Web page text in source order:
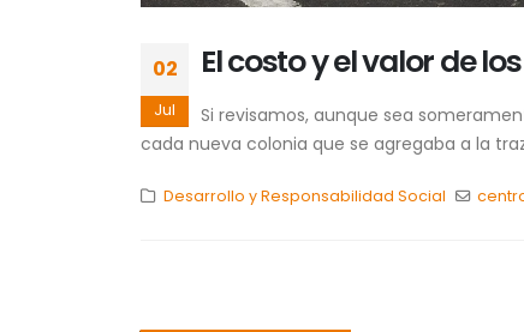
02
Jul
El costo y el valor de
Si revisamos, aunque sea
cada nueva colonia que se agregaba a la
Desarrollo y Responsabilidad Social